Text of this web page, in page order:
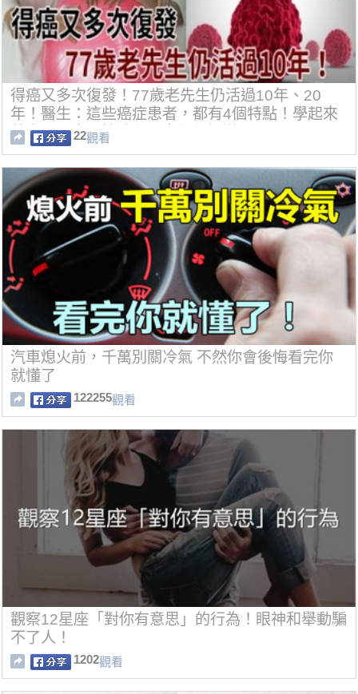
得癌又多次復發！77歲老先生仍活過10年、20
年！醫生：這些癌症患者，都有4個特點！學起來
養生又長壽，快讓兒子女兒都知道！
22觀看
汽車熄火前，千萬別關冷氣 不然你會後悔看完你
就懂了
122255觀看
觀察12星座「對你有意思」的行為！眼神和舉動騙
不了人！
1202觀看